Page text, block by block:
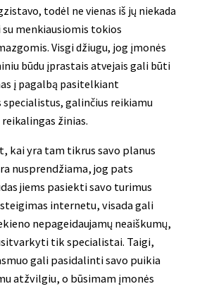
todėl ne vienas iš jų niekada
menkiausiomis tokios
Visgi džiugu, jog įmonės
būdu įprastais atvejais gali būti
į pagalbą pasitelkiant
galinčius reikiamu
žinias.
kai yra tam tikrus savo planus
nusprendžiama, jog pats
jiems pasiekti savo turimus
internetu, visada gali
nepageidaujamų neaiškumų,
tik specialistai. Taigi,
gali pasidalinti savo puikia
atžvilgiu, o būsimam įmonės